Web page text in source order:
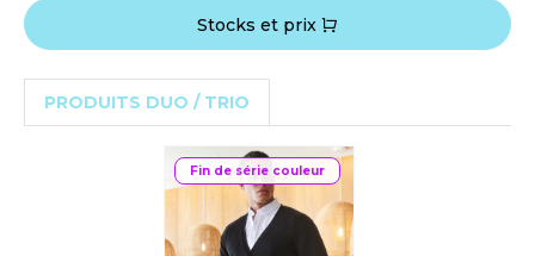
- BLOUSON
SERIE
Stocks et prix
PRODUITS DUO / TRIO
Fin de série couleur